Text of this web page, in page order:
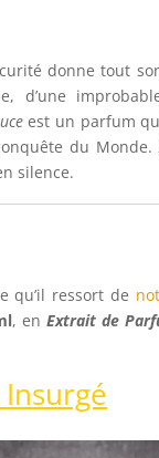
donne tout
d’une
est un parfum
du Monde.
silence.
qu’il ressort de
, enExtrait de